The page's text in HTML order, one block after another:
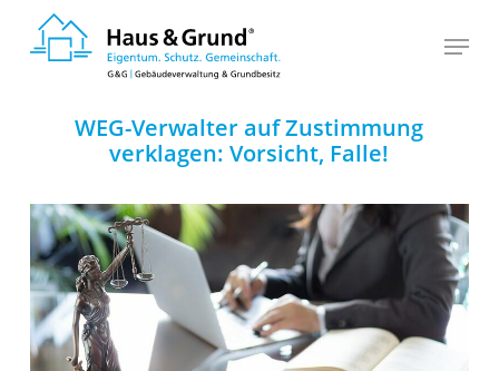
main
WEG-Verwalter auf Zustimmung
verklagen: Vorsicht, Falle!